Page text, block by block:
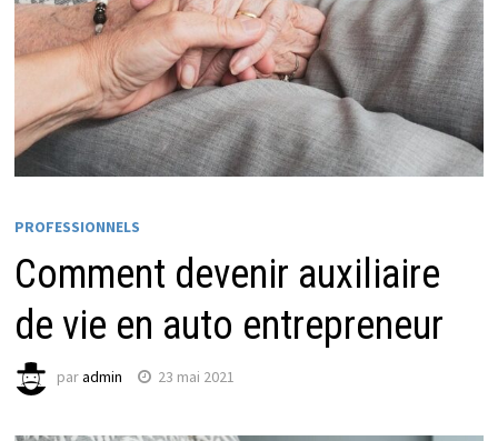
PROFESSIONNELS
Comment devenir auxiliaire
de vie en auto entrepreneur
paradmin 23 mai 2021